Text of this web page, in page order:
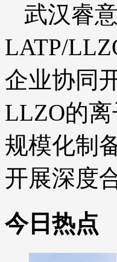
武汉睿
LATP/
企业协同
LLZO的
规模化制
开展深度
今日热点